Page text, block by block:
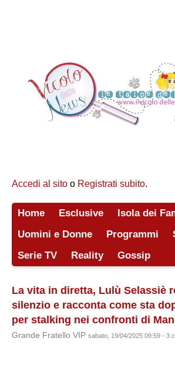
Accedi al sito o Registrati subito.
Home Esclusive
Isola dei
Uomini e Donne
Programmi
Serie TV
Reality Gossip
La vita in diretta, Lulù Selassiè
silenzio e racconta come sta
per stalking nei confronti di
Grande Fratello VIP sabato, 19/04/2025 09:59 - 3